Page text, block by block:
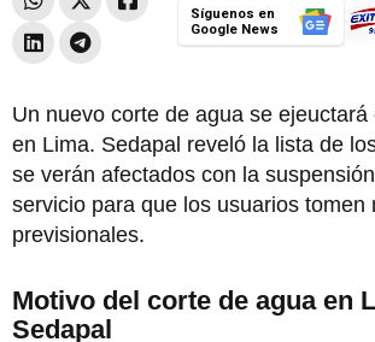
Síguenos en
Google News
Un nuevo corte de agua se
en Lima. Sedapal reveló la lista de
se verán afectados con la
servicio para que los usuarios tomen
previsionales.
Motivo del corte de agua en
Sedapal